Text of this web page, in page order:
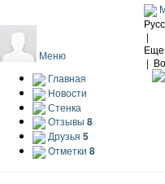
|
Еще
|
Меню
Главная
Новости
Стенка
Отзывы 8
Друзья 5
Отметки 8